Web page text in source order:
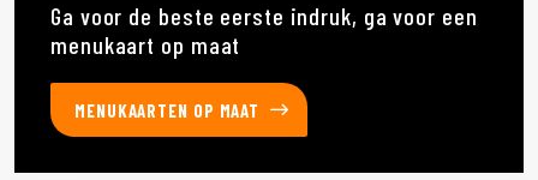
Ga voor de beste eerste indruk, ga voor een
menukaart op maat
MENUKAARTEN OP MAAT